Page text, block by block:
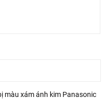
màu xám ánh kim Panasonic